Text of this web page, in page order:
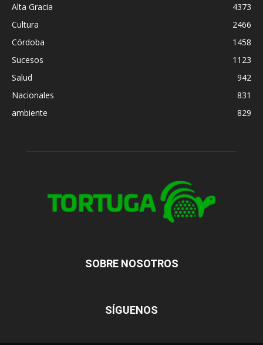
Alta Gracia
4373
Cultura
2466
Córdoba
1458
Sucesos
1123
Salud
942
Nacionales
831
ambiente
829
SOBRE NOSOTROS
SÍGUENOS